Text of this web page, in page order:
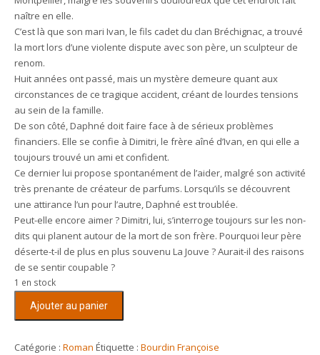
naître en elle.
C’est là que son mari Ivan, le fils cadet du clan Bréchignac, a trouvé
la mort lors d’une violente dispute avec son père, un sculpteur de
renom.
Huit années ont passé, mais un mystère demeure quant aux
circonstances de ce tragique accident, créant de lourdes tensions
au sein de la famille.
De son côté, Daphné doit faire face à de sérieux problèmes
financiers. Elle se confie à Dimitri, le frère aîné d’Ivan, en qui elle a
toujours trouvé un ami et confident.
Ce dernier lui propose spontanément de l’aider, malgré son activité
très prenante de créateur de parfums. Lorsqu’ils se découvrent
une attirance l’un pour l’autre, Daphné est troublée.
Peut-elle encore aimer ? Dimitri, lui, s’interroge toujours sur les non-
dits qui planent autour de la mort de son frère. Pourquoi leur père
déserte-t-il de plus en plus souvenu La Jouve ? Aurait-il des raisons
de se sentir coupable ?
1 en stock
soupçon
Ajouter au panier
Catégorie : Roman Étiquette : Bourdin Françoise